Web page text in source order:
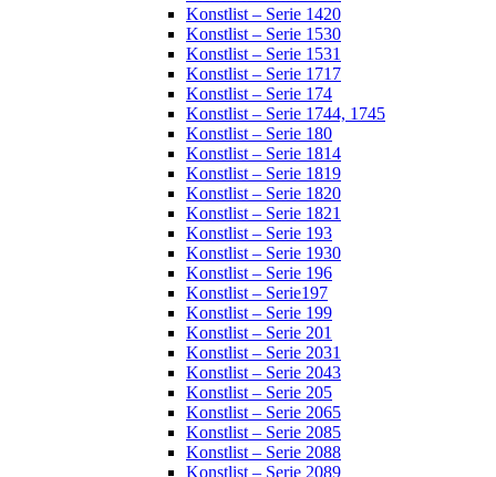
Konstlist – Serie 1420
Konstlist – Serie 1530
Konstlist – Serie 1531
Konstlist – Serie 1717
Konstlist – Serie 174
Konstlist – Serie 1744, 1745
Konstlist – Serie 180
Konstlist – Serie 1814
Konstlist – Serie 1819
Konstlist – Serie 1820
Konstlist – Serie 1821
Konstlist – Serie 193
Konstlist – Serie 1930
Konstlist – Serie 196
Konstlist – Serie197
Konstlist – Serie 199
Konstlist – Serie 201
Konstlist – Serie 2031
Konstlist – Serie 2043
Konstlist – Serie 205
Konstlist – Serie 2065
Konstlist – Serie 2085
Konstlist – Serie 2088
Konstlist – Serie 2089